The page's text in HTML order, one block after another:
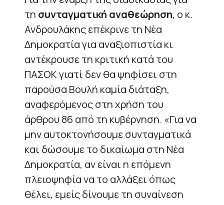
τη συνταγματική αναθεώρηση, ο κ.
Ανδρουλάκης επέκρινε τη Νέα
Δημοκρατία για αναξιοπιστία κι
αντέκρουσε τη κριτική κατά του
ΠΑΣΟΚ γιατί δεν θα ψηφίσει στη
παρούσα Βουλή καμία διάταξη,
αναφερόμενος στη χρήση του
άρθρου 86 από τη κυβέρνηση. «Για να
μην αυτοκτονήσουμε συνταγματικά
και δώσουμε το δικαίωμα στη Νέα
Δημοκρατία, αν είναι η επόμενη
πλειοψηφία να το αλλάξει όπως
θέλει, εμείς δίνουμε τη συναίνεση